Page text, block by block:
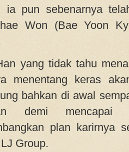
ia pun sebenarnya
Won (Bae Yoon
yang tidak tahu
menentang keras
bahkan di awal
demi
plan karirnya
Group.